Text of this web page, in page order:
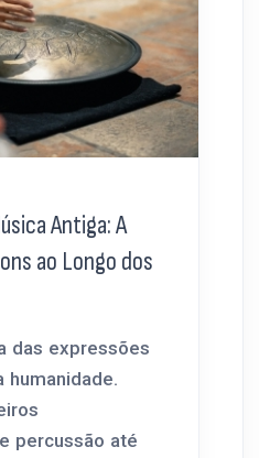
Antiga: A
ao Longo dos
das expressões
humanidade.
percussão até